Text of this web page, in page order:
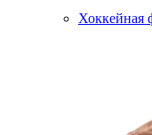
Хоккейная